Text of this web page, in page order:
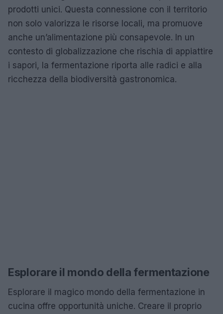
prodotti unici. Questa connessione con il territorio
non solo valorizza le risorse locali, ma promuove
anche un’alimentazione più consapevole. In un
contesto di globalizzazione che rischia di appiattire
i sapori, la fermentazione riporta alle radici e alla
ricchezza della biodiversità gastronomica.
Esplorare il mondo della fermentazione
Esplorare il magico mondo della fermentazione in
cucina offre opportunità uniche. Creare il proprio